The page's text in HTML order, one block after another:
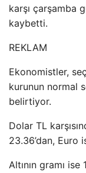
karşı çarşamba
kaybetti.
REKLAM
Ekonomistler,
kurunun normal
belirtiyor.
Dolar TL
23.36’dan, Euro
Altının gramı